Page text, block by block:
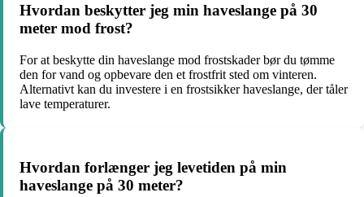
Hvordan beskytter jeg min haveslange på 30
meter mod frost?
For at beskytte din haveslange mod frostskader bør du tømme
den for vand og opbevare den et frostfrit sted om vinteren.
Alternativt kan du investere i en frostsikker haveslange, der tåler
lave temperaturer.
Hvordan forlænger jeg levetiden på min
haveslange på 30 meter?